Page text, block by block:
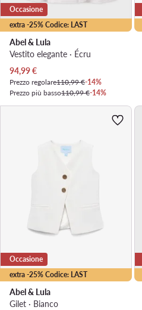
extra -25% Codice: LAST
Occasione
Abel & Lula
Vestito elegante · Écru
Prezzo attuale
94,99€
Prezzo regolare110,99 €-14%
Prezzo più basso110,99 €-14%
extra -25% Codice: LAST
Occasione
Abel & Lula
Gilet · Bianco